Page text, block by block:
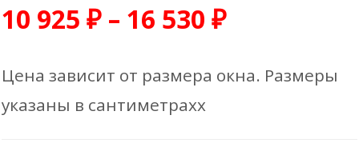
10 925 ₽ – 16 530 ₽
Цена зависит от размера окна. Размеры
указаны в сантиметрахх